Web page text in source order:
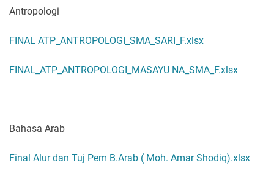
Antropologi
FINAL ATP_ANTROPOLOGI_SMA_SARI_F.xlsx
FINAL_ATP_ANTROPOLOGI_MASAYU NA_SMA_F.xlsx
Bahasa Arab
Final Alur dan Tuj Pem B.Arab ( Moh. Amar Shodiq).xlsx